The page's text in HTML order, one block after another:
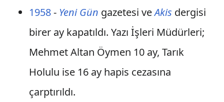
1958- Yeni Gün gazetesi veAkis dergisi
birer ay kapatıldı. Yazı İşleri Müdürleri;
Mehmet Altan Öymen 10 ay, Tarık
Holulu ise 16 ay hapis cezasına
çarptırıldı.